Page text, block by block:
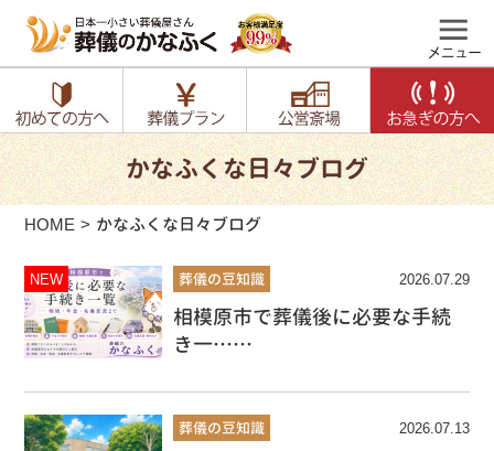
かなふくな日々ブログ
HOME かなふくな日々ブログ
NEW 2026.07.29
葬儀の豆知識
相模原市で葬儀後に必要な手続
き一……
2026.07.13
葬儀の豆知識